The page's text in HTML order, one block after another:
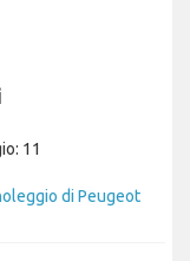
11
di Peugeot